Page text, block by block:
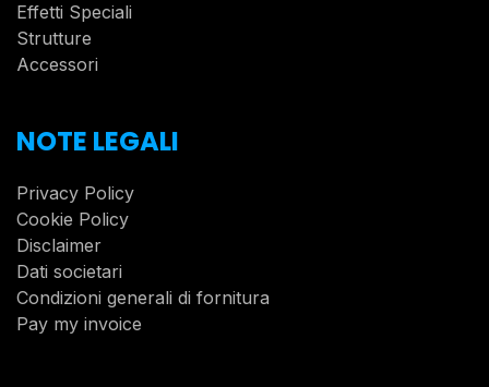
Effetti Speciali
Strutture
Accessori
NOTE LEGALI
Privacy Policy
Cookie Policy
Disclaimer
Dati societari
Condizioni generali di fornitura
Pay my invoice